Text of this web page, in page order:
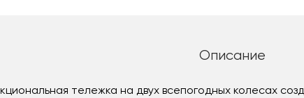
Описание
тележка на двух всепогодных колесах